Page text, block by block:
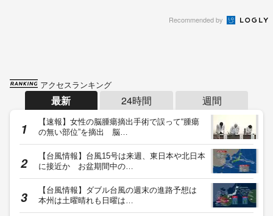
Recommended by
アクセスランキング
最新 24時間 週間
【速報】女性の脳腫瘍摘出手術で誤って“腫瘍
の無い部位”を摘出 脳…
【台風情報】台風15号は来週、東日本や北日本
に接近か お盆期間中の…
【台風情報】ダブル台風の週末の進路予想は
本州は土曜晴れも日曜は…